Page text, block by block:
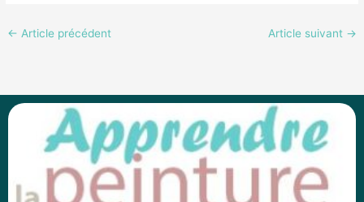
← Article précédent Article suivant →